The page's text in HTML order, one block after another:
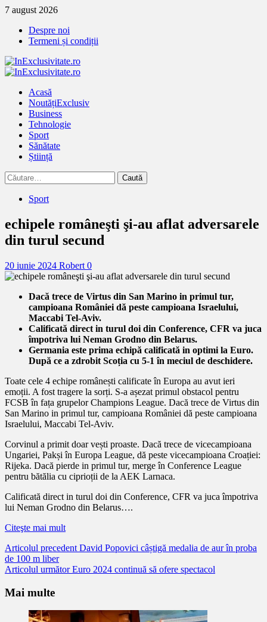
Treci
continut
7 august 2026
Despre noi
Termeni și condiții
Primary
Acasă
NoutățiExclusiv
Business
Tehnologie
Sport
Sănătate
Știință
Caută
după:
Sport
echipele româneşti şi-au aflat adversarele
din turul secund
20 iunie 2024 Robert 0
Dacă trece de Virtus din San Marino in primul tur,
campioana României dă peste campioana Israelului,
Maccabi Tel-Aviv.
Calificată direct in turul doi din Conference, CFR va juca
împotriva lui Neman Grodno din Belarus.
Germania este prima echipă calificată in optimi la Euro.
După ce a zdrobit Scoția cu 5-1 în meciul de deschidere.
Toate cele 4 echipe românești calificate în Europa au avut ieri
emoții. A fost tragere la sorți. S-a așezat primul obstacol pentru
FCSB în fața grupelor Champions League. Dacă trece de Virtus din
San Marino in primul tur, campioana României dă peste campioana
Israelului, Maccabi Tel-Aviv.
Corvinul a primit doar vești proaste. Dacă trece de vicecampioana
Ungariei, Pakși în Europa League, dă peste vicecampioana Croației:
Rijeka. Dacă pierde in primul tur, merge în Conference League
pentru bătălia cu ciprioții de la AEK Larnaca.
Calificată direct in turul doi din Conference, CFR va juca împotriva
lui Neman Grodno din Belarus….
Citeşte mai mult
Citește
mai
Articolul precedent David Popovici câștigă medalia de aur în proba
de 100 m liber
Articolul următorEuro 2024 continuă să ofere spectacol
Mai multe